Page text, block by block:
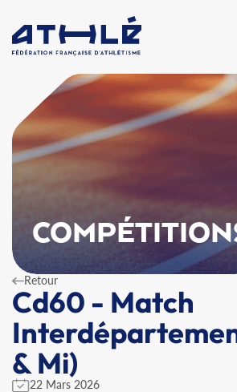
Retour
Cd60 - Match
& Mi)
22 Mars 2026